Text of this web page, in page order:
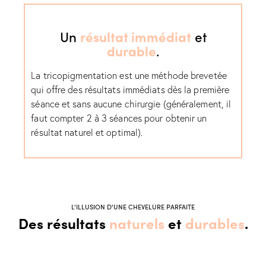
Un résultat immédiatet
durable.
La tricopigmentation est une méthode brevetée
qui offre des résultats immédiats dès la première
séance et sans aucune chirurgie (généralement, il
faut compter 2 à 3 séances pour obtenir un
résultat naturel et optimal).
L'ILLUSION D'UNE CHEVELURE PARFAITE
Des résultats naturels et durables.